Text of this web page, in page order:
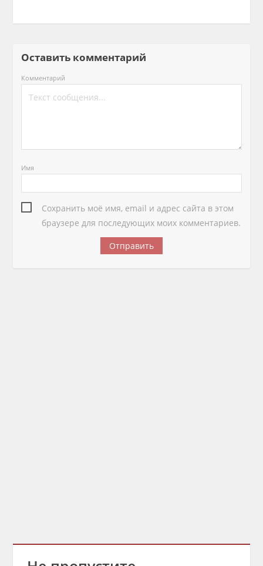
Оставить комментарий
Комментарий
Имя
Сохранить моё имя, email и адрес сайта в этом
браузере для последующих моих комментариев.